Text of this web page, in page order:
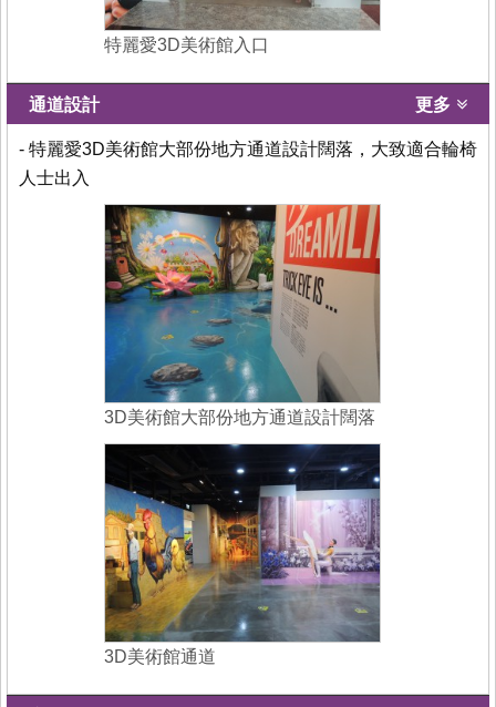
特麗愛3D美術館入口
通道設計 更多
- 特麗愛3D美術館大部份地方通道設計闊落，大致適合輪椅
人士出入
3D美術館大部份地方通道設計闊落
3D美術館通道